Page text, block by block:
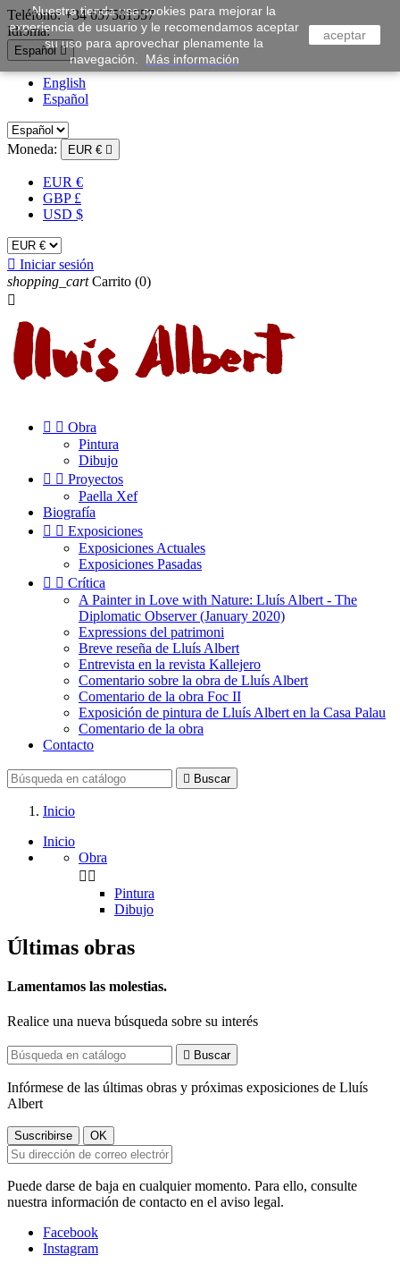
Teléfono:+34 657581557
Idioma:
Español 
English
Español
Moneda: EUR € 
EUR €
GBP £
USD $
 Iniciar sesión
shopping_cart Carrito (0)

  Obra
Pintura
Dibujo
  Proyectos
Paella Xef
Biografía
  Exposiciones
Exposiciones Actuales
Exposiciones Pasadas
  Crítica
A Painter in Love with Nature: Lluís Albert - The
Diplomatic Observer (January 2020)
Expressions del patrimoni
Breve reseña de Lluís Albert
Entrevista en la revista Kallejero
Comentario sobre la obra de Lluís Albert
Comentario de la obra Foc II
Exposición de pintura de Lluís Albert en la Casa Palau
Comentario de la obra
Contacto
 Buscar
Inicio
Inicio
Obra
 
Pintura
Dibujo
Últimas obras
Lamentamos las molestias.
Realice una nueva búsqueda sobre su interés
 Buscar
Infórmese de las últimas obras y próximas exposiciones de Lluís
Albert
Puede darse de baja en cualquier momento. Para ello, consulte
nuestra información de contacto en el aviso legal.
Facebook
Instagram
Nuestra tienda usa cookies para mejorar la
experiencia de usuario y le recomendamos aceptar
su uso para aprovechar plenamente la
navegación.
Más información
aceptar